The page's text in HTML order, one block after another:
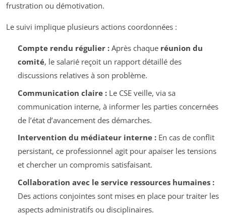
frustration ou démotivation.
Le suivi implique plusieurs actions coordonnées :
Compte rendu régulier :Après chaque réunion du
comité, le salarié reçoit un rapport détaillé des
discussions relatives à son problème.
Communication claire :Le CSE veille, via sa
communication interne, à informer les parties concernées
de l’état d’avancement des démarches.
Intervention du médiateur interne :En cas de conflit
persistant, ce professionnel agit pour apaiser les tensions
et chercher un compromis satisfaisant.
Collaboration avec le service ressources humaines :
Des actions conjointes sont mises en place pour traiter les
aspects administratifs ou disciplinaires.